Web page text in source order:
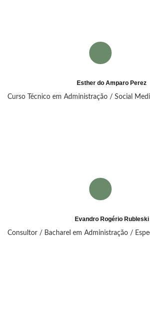
Esther do Amparo Perez
Curso Técnico em Administração / Social
Evandro Rogério Rubleski
Consultor / Bacharel em Administração /